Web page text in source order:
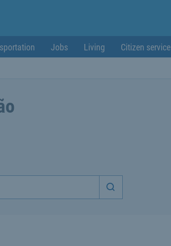
Jobs Living Citizen service
Iniciar pesquisa